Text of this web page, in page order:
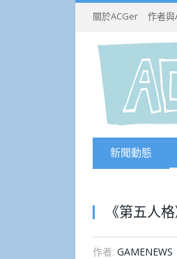
關於ACGer 作者與
新聞動態
《第五人
作者: GAMENEWS